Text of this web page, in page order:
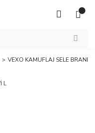
VEXO KAMUFLAJ SELE